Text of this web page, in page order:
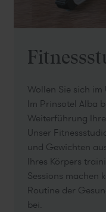
Wollen Sie sich
Im Prinsotel Alba
Weiterführung
Unser
und Gewichten
Ihres Körpers
Sessions machen
Routine der
bei.